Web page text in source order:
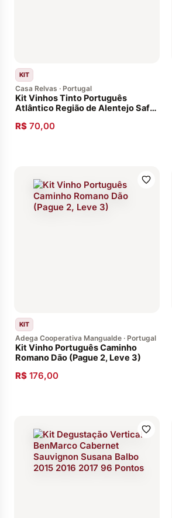
KIT
Casa Relvas · Portugal
Kit Vinhos Tinto Português
Atlântico Região de Alentejo Safra
R$ 70,00
KIT
Adega Cooperativa Mangualde · Portugal
Kit Vinho Português Caminho
Romano Dão (Pague 2, Leve 3)
R$ 176,00